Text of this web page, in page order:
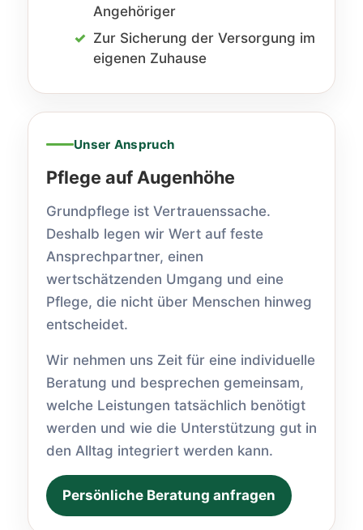
Angehöriger
Zur Sicherung der Versorgung im
eigenen Zuhause
Unser Anspruch
Pflege auf Augenhöhe
Grundpflege ist Vertrauenssache.
Deshalb legen wir Wert auf feste
Ansprechpartner, einen
wertschätzenden Umgang und eine
Pflege, die nicht über Menschen hinweg
entscheidet.
Wir nehmen uns Zeit für eine individuelle
Beratung und besprechen gemeinsam,
welche Leistungen tatsächlich benötigt
werden und wie die Unterstützung gut in
den Alltag integriert werden kann.
Persönliche Beratung anfragen